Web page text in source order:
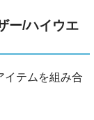
ー/ハイウエ
イテムを組み合